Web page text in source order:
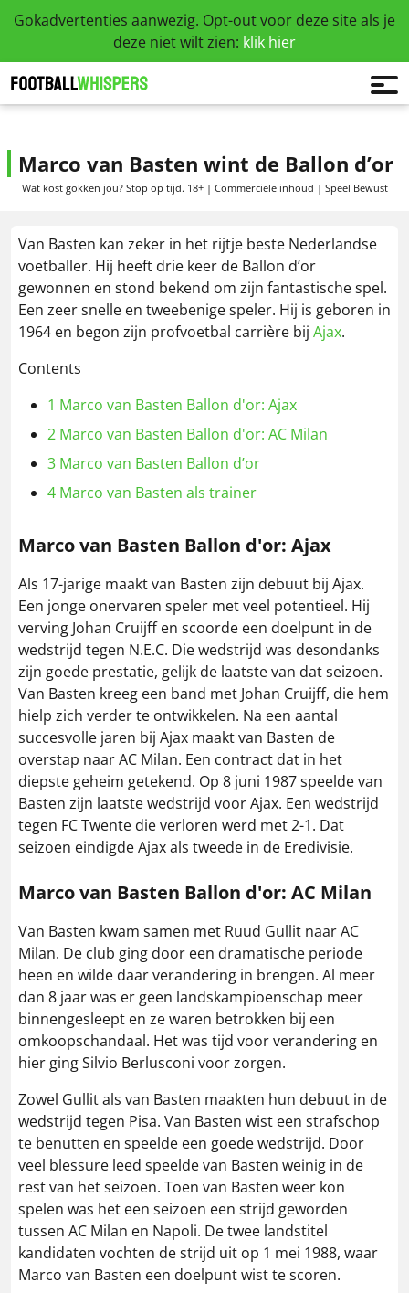
Gokadvertenties aanwezig. Opt-out voor deze site als je
deze niet wilt zien: klik hier
Marco van Basten wint de Ballon d’or
Wat kost gokken jou? Stop op tijd. 18+ | Commerciële inhoud | Speel Bewust
Van Basten kan zeker in het rijtje beste Nederlandse
voetballer. Hij heeft drie keer de Ballon d’or
gewonnen en stond bekend om zijn fantastische spel.
Een zeer snelle en tweebenige speler. Hij is geboren in
1964 en begon zijn profvoetbal carrière bij Ajax.
Contents
1 Marco van Basten Ballon d'or: Ajax
2 Marco van Basten Ballon d'or: AC Milan
3 Marco van Basten Ballon d’or
4 Marco van Basten als trainer
Marco van Basten Ballon d'or: Ajax
Als 17-jarige maakt van Basten zijn debuut bij Ajax.
Een jonge onervaren speler met veel potentieel. Hij
verving Johan Cruijff en scoorde een doelpunt in de
wedstrijd tegen N.E.C. Die wedstrijd was desondanks
zijn goede prestatie, gelijk de laatste van dat seizoen.
Van Basten kreeg een band met Johan Cruijff, die hem
hielp zich verder te ontwikkelen. Na een aantal
succesvolle jaren bij Ajax maakt van Basten de
overstap naar AC Milan. Een contract dat in het
diepste geheim getekend. Op 8 juni 1987 speelde van
Basten zijn laatste wedstrijd voor Ajax. Een wedstrijd
tegen FC Twente die verloren werd met 2-1. Dat
seizoen eindigde Ajax als tweede in de Eredivisie.
Marco van Basten Ballon d'or: AC Milan
Van Basten kwam samen met Ruud Gullit naar AC
Milan. De club ging door een dramatische periode
heen en wilde daar verandering in brengen. Al meer
dan 8 jaar was er geen landskampioenschap meer
binnengesleept en ze waren betrokken bij een
omkoopschandaal. Het was tijd voor verandering en
hier ging Silvio Berlusconi voor zorgen.
Zowel Gullit als van Basten maakten hun debuut in de
wedstrijd tegen Pisa. Van Basten wist een strafschop
te benutten en speelde een goede wedstrijd. Door
veel blessure leed speelde van Basten weinig in de
rest van het seizoen. Toen van Basten weer kon
spelen was het een seizoen een strijd geworden
tussen AC Milan en Napoli. De twee landstitel
kandidaten vochten de strijd uit op 1 mei 1988, waar
Marco van Basten een doelpunt wist te scoren.